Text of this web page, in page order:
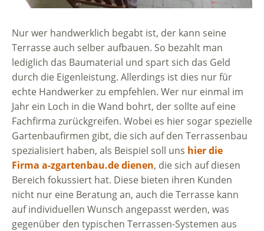
Nur wer handwerklich begabt ist, der kann seine
Terrasse auch selber aufbauen. So bezahlt man
lediglich das Baumaterial und spart sich das Geld
durch die Eigenleistung. Allerdings ist dies nur für
echte Handwerker zu empfehlen. Wer nur einmal im
Jahr ein Loch in die Wand bohrt, der sollte auf eine
Fachfirma zurückgreifen. Wobei es hier sogar spezielle
Gartenbaufirmen gibt, die sich auf den Terrassenbau
spezialisiert haben, als Beispiel soll uns hier die
Firma a-zgartenbau.de dienen, die sich auf diesen
Bereich fokussiert hat. Diese bieten ihren Kunden
nicht nur eine Beratung an, auch die Terrasse kann
auf individuellen Wunsch angepasst werden, was
gegenüber den typischen Terrassen-Systemen aus